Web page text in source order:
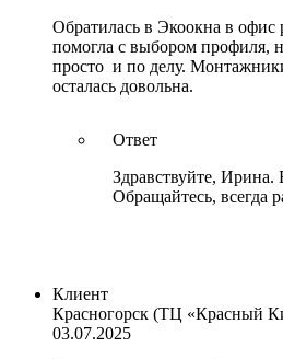
Обратилась в Экоокна в
помогла с выбором профиля,
просто и по делу.
осталась довольна.
Ответ
Здравствуйте, Ирина.
Обращайтесь, всегда
Клиент
Красногорск (ТЦ «Красный
03.07.2025